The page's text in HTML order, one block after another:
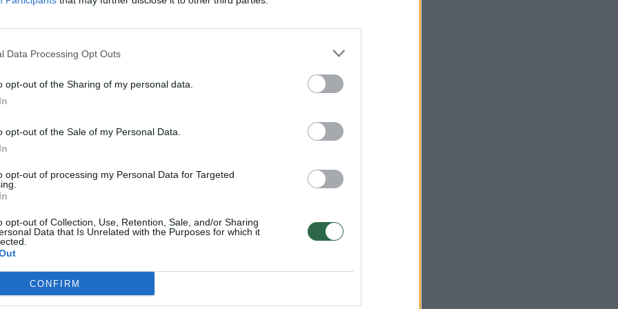
Data Processing Opt Outs
opt-out of the Sharing of my personal data.
opt-out of the Sale of my Personal Data.
opt-out of processing my Personal Data for Targeted
opt-out of Collection, Use, Retention, Sale, and/or Sharing
Data that Is Unrelated with the Purposes for which it
CONFIRM
didelį ir nemalonų
atradimą – tai gali
daug ką pakeisti
gali pasikeisti – ir štai
kodėl daugumai tai